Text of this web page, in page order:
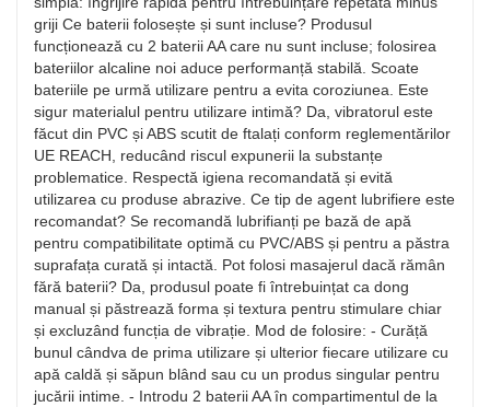
griji Ce baterii folosește și sunt incluse? Produsul
funcționează cu 2 baterii AA care nu sunt incluse; folosirea
bateriilor alcaline noi aduce performanță stabilă. Scoate
bateriile pe urmă utilizare pentru a evita coroziunea. Este
sigur materialul pentru utilizare intimă? Da, vibratorul este
făcut din PVC și ABS scutit de ftalați conform reglementărilor
UE REACH, reducând riscul expunerii la substanțe
problematice. Respectă igiena recomandată și evită
utilizarea cu produse abrazive. Ce tip de agent lubrifiere este
recomandat? Se recomandă lubrifianți pe bază de apă
pentru compatibilitate optimă cu PVC/ABS și pentru a păstra
suprafața curată și intactă. Pot folosi masajerul dacă rămân
fără baterii? Da, produsul poate fi întrebuințat ca dong
manual și păstrează forma și textura pentru stimulare chiar
și excluzând funcția de vibrație. Mod de folosire: - Curăță
bunul cândva de prima utilizare și ulterior fiecare utilizare cu
apă caldă și săpun blând sau cu un produs singular pentru
jucării intime. - Introdu 2 baterii AA în compartimentul de la